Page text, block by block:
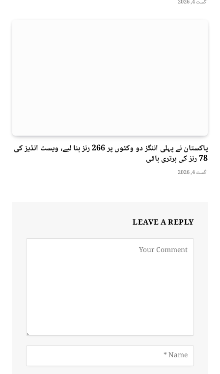
اگست 4, 2026
پاکستان نے پہلی اننگز دو وکٹوں پر 266 رنز بنا لیے، ویسٹ انڈیز کی
78 رنز کی برتری باقی
اگست 4, 2026
LEAVE A REPLY